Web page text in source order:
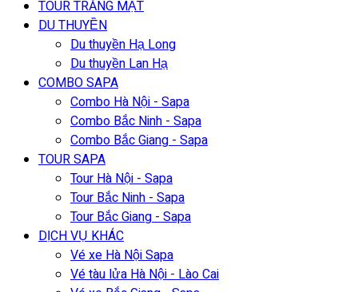
TOUR TRĂNG MẬT
DU THUYỀN
Du thuyền Hạ Long
Du thuyền Lan Hạ
COMBO SAPA
Combo Hà Nội - Sapa
Combo Bắc Ninh - Sapa
Combo Bắc Giang - Sapa
TOUR SAPA
Tour Hà Nội - Sapa
Tour Bắc Ninh - Sapa
Tour Bắc Giang - Sapa
DỊCH VỤ KHÁC
Vé xe Hà Nội Sapa
Vé tàu lửa Hà Nội - Lào Cai